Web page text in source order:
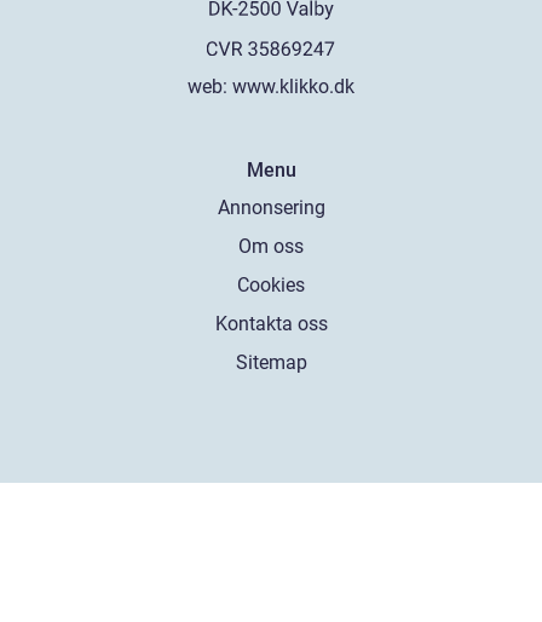
web: www.klikko.dk
Menu
Annonsering
Om oss
Cookies
Kontakta oss
Sitemap